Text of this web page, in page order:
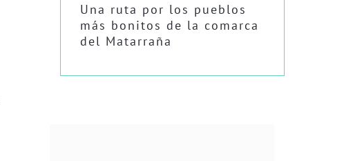
Una ruta por los pueblos
más bonitos de la comarca
del Matarraña